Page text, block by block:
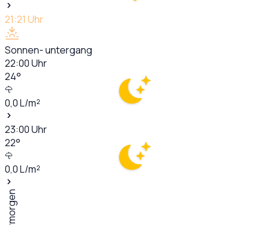
21:21 Uhr
Sonnen- untergang
22:00Uhr
24°
0,0L/m²
23:00Uhr
22°
0,0L/m²